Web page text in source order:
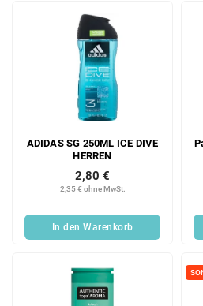
ADIDAS SG 250ML ICE DIVE
HERREN
2,35 € ohne MwSt.
2,80 €
In den Warenkorb